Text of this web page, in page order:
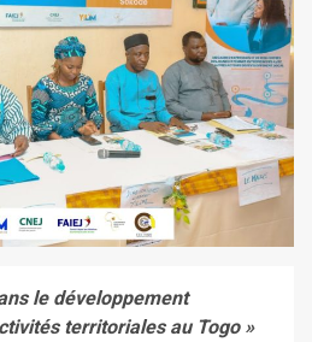
le développement
territoriales au Togo »